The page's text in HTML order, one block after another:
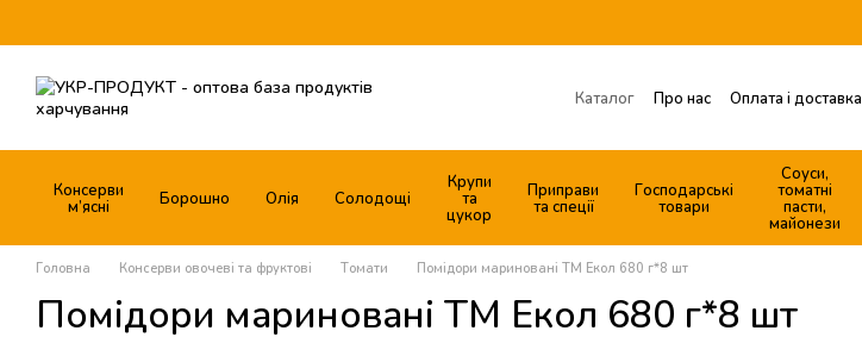
Каталог Про нас
Оплата і доставка
Обмін та повернення
Договір публічної оферти
Консерви
м’ясні
Борошно Олія Солодощі
Крупи
та
цукор
Приправи
та спеції
Господарські
товари
Соуси,
томатні
пасти,
майонези
Головна Консерви овочеві та фруктові Томати Помідори мариновані ТМ Екол 680 г*8 шт
Помідори мариновані ТМ Екол 680 г*8 шт